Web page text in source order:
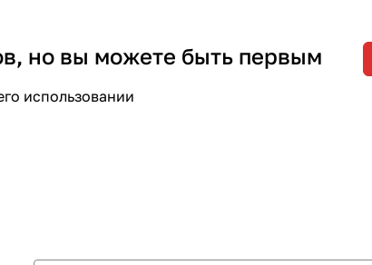
но вы можете быть первым
использовании